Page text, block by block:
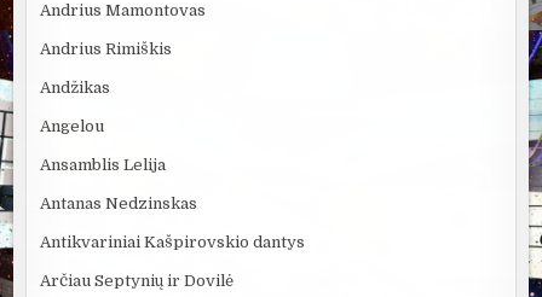
Andrius Mamontovas
Andrius Rimiškis
Andžikas
Angelou
Ansamblis Lelija
Antanas Nedzinskas
Antikvariniai Kašpirovskio dantys
Arčiau Septynių ir Dovilė